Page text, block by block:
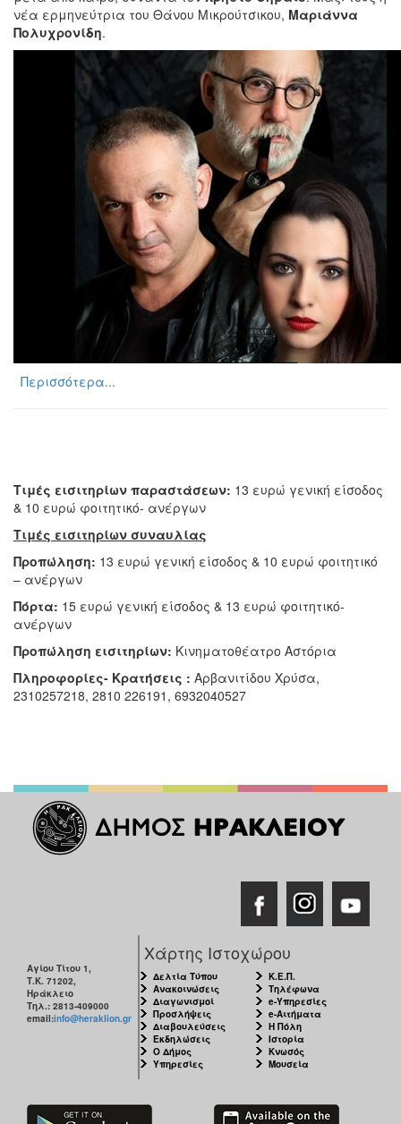
νέα ερμηνεύτρια του Θάνου Μικρούτσικου, Μαριάννα
Πολυχρονίδη.
Περισσότερα...
Τιμές εισιτηρίων παραστάσεων: 13 ευρώ γενική είσοδος
& 10 ευρώ φοιτητικό- ανέργων
Τιμές εισιτηρίων συναυλίας
Προπώληση: 13 ευρώ γενική είσοδος & 10 ευρώ φοιτητικό
– ανέργων
Πόρτα: 15 ευρώ γενική είσοδος & 13 ευρώ φοιτητικό-
ανέργων
Προπώληση εισιτηρίων: Κινηματοθέατρο Αστόρια
Πληροφορίες- Κρατήσεις : Αρβανιτίδου Χρύσα,
2310257218, 2810 226191, 6932040527
Αγίου Τίτου 1,
Τ.Κ. 71202,
Ηράκλειο
Τηλ.: 2813-409000
email:info@heraklion.gr
Χάρτης Ιστοχώρου
Δελτία Τύπου
Ανακοινώσεις
Διαγωνισμοί
Προσλήψεις
Διαβουλεύσεις
Εκδηλώσεις
Ο Δήμος
Υπηρεσίες
Κ.Ε.Π.
Τηλέφωνα
e-Υπηρεσίες
e-Αιτήματα
Η Πόλη
Ιστορία
Κνωσός
Μουσεία